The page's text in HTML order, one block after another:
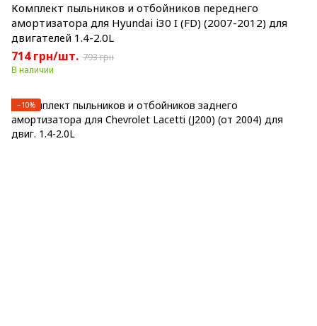
Комплект пыльников и отбойников переднего
амортизатора для Hyundai i30 I (FD) (2007-2012) для
двигателей 1.4-2.0L
714 грн/шт. 793 грн
В наличии
−10%